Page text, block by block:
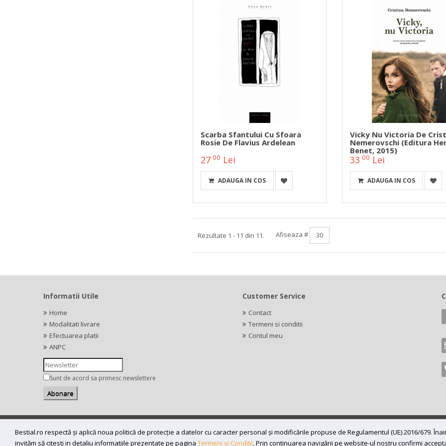
Scarba Sfantului Cu Sfoara
Rosie De Flavius Ardelean
27 00 Lei
ADAUGA IN COS
Vicky Nu Victoria De
Nemerovschi (Editura
Benet, 2015)
33 00 Lei
ADAUGA IN COS
Rezultate 1 - 11 din 11. Afiseaza #
Bestial.ro respectă și aplică noua politică de protecție a datelor cu caracter personal și modificările propuse de Regulamentul (UE) 2016/679.
invităm să citesti in detaliu informatiile prezentate pe pagina Termeni si Conditii, Prin continuarea navigării pe website-ul nostru confirmi
Informatii Utile
Home
Modalitati livrare
Efectuarea platii
ANPC
Sunt de acord sa primesc newslettere
Customer Service
Contact
Termeni si conditii
Contul meu
SC BESTIAL RECORDS SRL, Nr. R.C.: J35/345/2005, C.U.I.: RO17197870, Adresa: Bv 16 Decembrie 1989 nr 43, in curte la Neuromed,